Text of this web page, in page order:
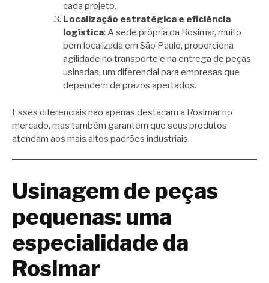
cada projeto.
Localização estratégica e eficiência
logística: A sede própria da Rosimar, muito
bem localizada em São Paulo, proporciona
agilidade no transporte e na entrega de peças
usinadas, um diferencial para empresas que
dependem de prazos apertados.
Esses diferenciais não apenas destacam a Rosimar no
mercado, mas também garantem que seus produtos
atendam aos mais altos padrões industriais.
Usinagem de peças
pequenas: uma
especialidade da
Rosimar